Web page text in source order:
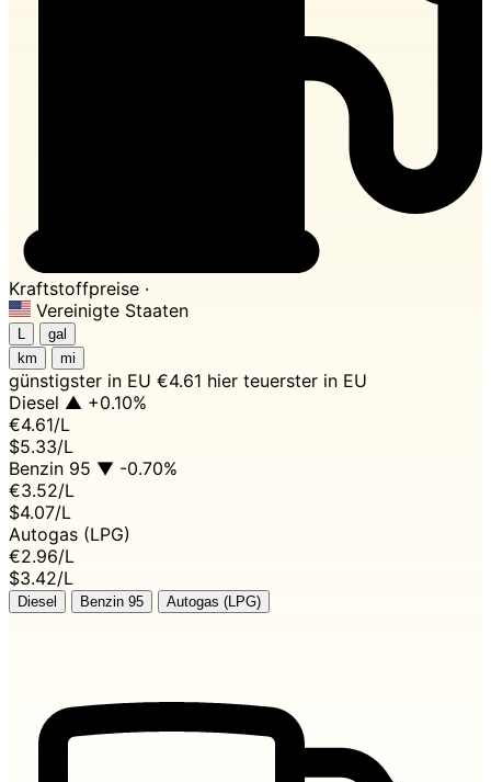
Kraftstoffpreise ·
Vereinigte Staaten
gal
km
mi
günstigster in EU €4.61 hier teuerster in EU
Diesel ▲ +0.10%
€4.61/L
$5.33/L
Benzin 95 ▼ -0.70%
€3.52/L
$4.07/L
Autogas (LPG)
€2.96/L
$3.42/L
Diesel Benzin 95 Autogas (LPG)